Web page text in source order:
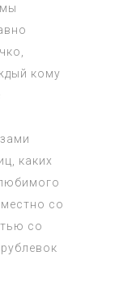
кому
каких
со
со